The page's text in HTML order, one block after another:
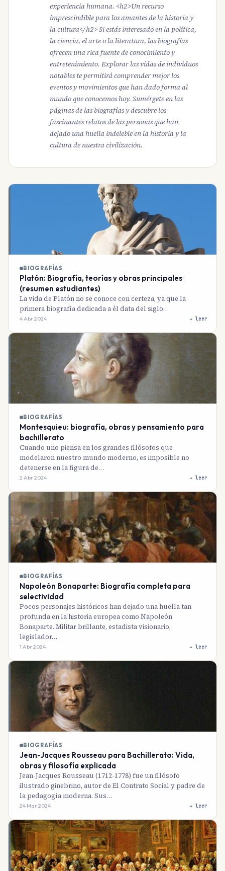
experiencia humana. <h2>Un recurso
imprescindible para los amantes de la historia y
la cultura</h2> Si estás interesado en la política,
la ciencia, el arte o la literatura, las biografías
ofrecen una rica fuente de conocimiento y
entretenimiento. Explorar las vidas de individuos
notables te permitirá comprender mejor los
eventos y movimientos que han dado forma al
mundo que conocemos hoy. Sumérgete en las
páginas de las biografías y descubre los
fascinantes relatos de las personas que han
dejado una huella indeleble en la historia y la
cultura de nuestra civilización.
BIOGRAFÍAS
Platón: Biografía, teorías y obras principales
(resumen estudiantes)
La vida de Platón no se conoce con certeza, ya que la
primera biografía dedicada a él data del siglo…
4 Abr 2024 → leer
BIOGRAFÍAS
Montesquieu: biografía, obras y pensamiento para
bachillerato
Cuando uno piensa en los grandes filósofos que
modelaron nuestro mundo moderno, es imposible no
detenerse en la figura de…
2 Abr 2024 → leer
BIOGRAFÍAS
Napoleón Bonaparte: Biografía completa para
selectividad
Pocos personajes históricos han dejado una huella tan
profunda en la historia europea como Napoleón
Bonaparte. Militar brillante, estadista visionario,
legislador…
1 Abr 2024 → leer
BIOGRAFÍAS
Jean-Jacques Rousseau para Bachillerato: Vida,
obras y filosofía explicada
Jean-Jacques Rousseau (1712-1778) fue un filósofo
ilustrado ginebrino, autor de El Contrato Social y padre de
la pedagogía moderna. Sus…
24 Mar 2024 → leer